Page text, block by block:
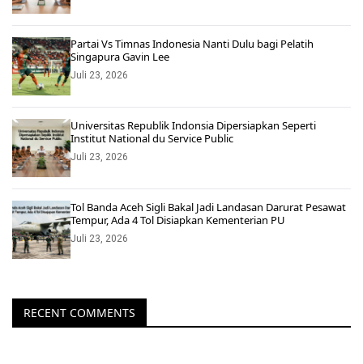
Partai Vs Timnas Indonesia Nanti Dulu bagi Pelatih
Singapura Gavin Lee
Juli 23, 2026
Universitas Republik Indonsia Dipersiapkan Seperti
Institut National du Service Public
Juli 23, 2026
Tol Banda Aceh Sigli Bakal Jadi Landasan Darurat Pesawat
Tempur, Ada 4 Tol Disiapkan Kementerian PU
Juli 23, 2026
RECENT COMMENTS